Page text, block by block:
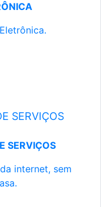
SERVIÇOS
SERVIÇOS
internet, sem